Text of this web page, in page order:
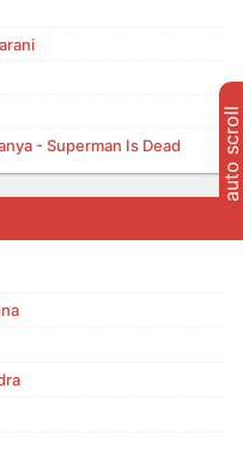
- Superman Is Dead
auto scroll